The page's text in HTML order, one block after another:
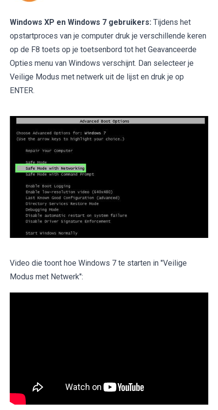
Windows XP en Windows 7 gebruikers: Tijdens het
opstartproces van je computer druk je verschillende keren
op de F8 toets op je toetsenbord tot het Geavanceerde
Opties menu van Windows verschijnt. Dan selecteer je
Veilige Modus met netwerk uit de lijst en druk je op
ENTER.
Video die toont hoe Windows 7 te starten in "Veilige
Modus met Netwerk":